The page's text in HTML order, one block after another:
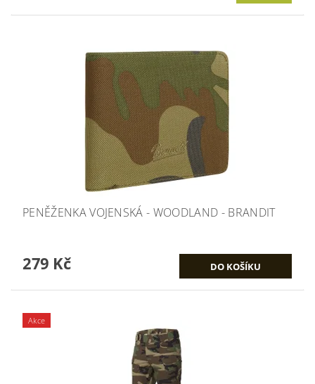
PENĚŽENKA VOJENSKÁ - WOODLAND - BRANDIT
279 Kč
Akce